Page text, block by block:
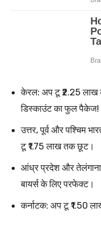
केरल: अप टू ₹2.25 लाख
डिस्काउंट का फुल पैकेज!
उत्तर, पूर्व और पश्चिम
टू ₹1.75 लाख तक छूट।
आंध्र प्रदेश और
बायर्स के लिए परफेक्ट।
कर्नाटक: अप टू ₹1.50